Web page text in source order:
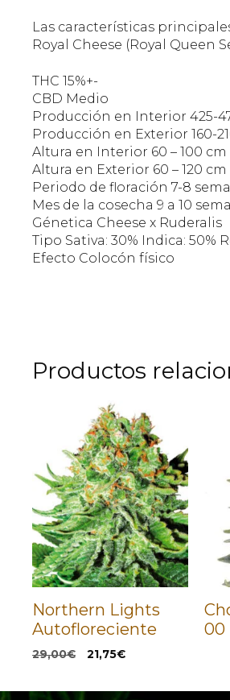
Las características
Royal Cheese (Royal Queen
THC 15%+-
CBD Medio
Producción en Interior 425-
Producción en Exterior 160-
Altura en Interior 60 – 100 cm
Altura en Exterior 60 – 120 cm
Periodo de floración 7-8
Mes de la cosecha 9 a 10
Génetica Cheese x Ruderalis
Tipo Sativa: 30% Indica: 50%
Efecto Colocón físico
Productos
Northern Lights
Autofloreciente
29,00€
El
21,75€El
00